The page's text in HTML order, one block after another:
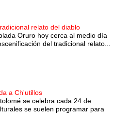
relato del diablo
Oruro hoy cerca al medio día
del tradicional relato...
a Ch'utillos
se celebra cada 24 de
se suelen programar para